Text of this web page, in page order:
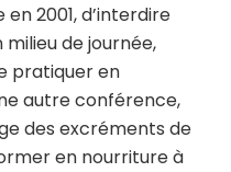
2001, d’interdire
de journée,
pratiquer en
autre conférence,
des excréments de
en nourriture à